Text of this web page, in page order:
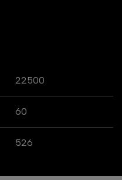
22500
60
526